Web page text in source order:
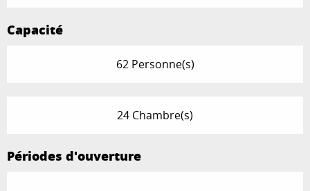
Capacité
62 Personne(s)
24 Chambre(s)
Périodes d'ouverture